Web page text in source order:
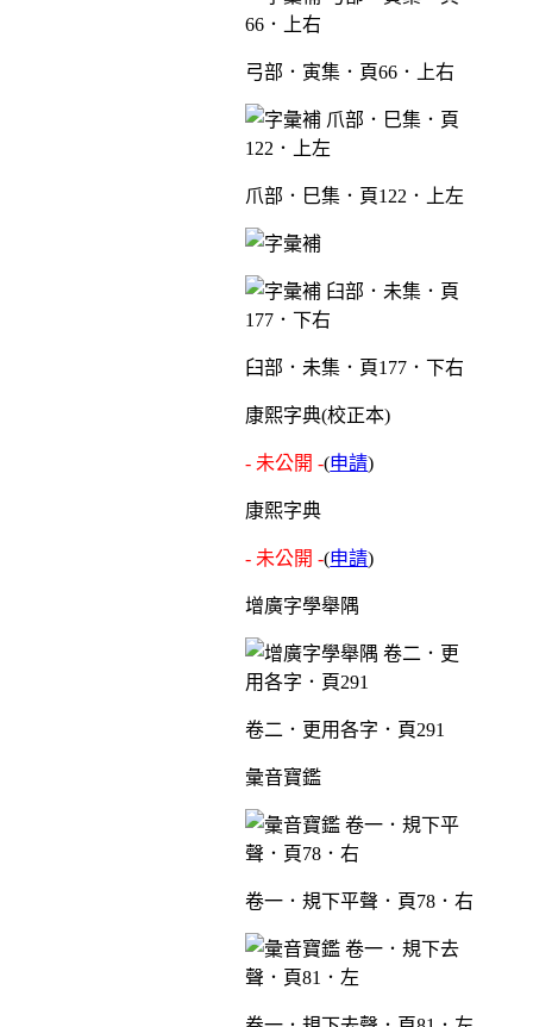
弓部．寅集．頁66．上右
爪部．巳集．頁122．上左
臼部．未集．頁177．下右
康熙字典(校正本)
- 未公開 -(申請)
康熙字典
- 未公開 -(申請)
增廣字學舉隅
卷二．更用各字．頁291
彙音寶鑑
卷一．規下平聲．頁78．右